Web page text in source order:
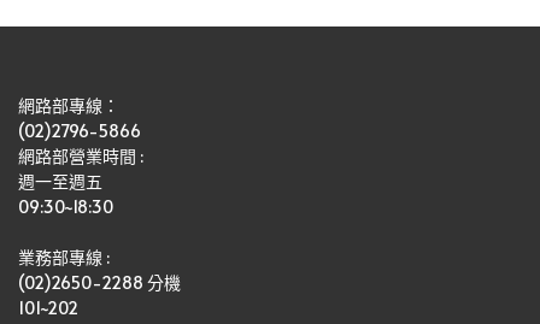
網路部專線：
(02)2796-5866
網路部營業時間 :
週一至週五
09:30~18:30
業務部專線 :
(02)2650-2288 分機
101~202